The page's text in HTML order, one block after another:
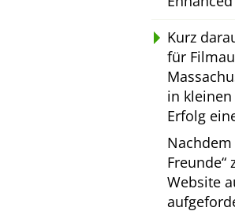
Kurz
für
in
Erfolg
Freunde
Website